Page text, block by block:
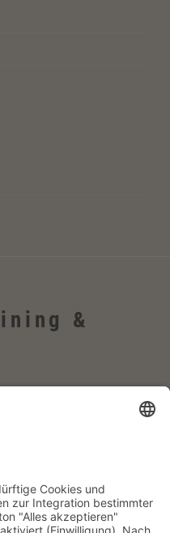
&
Bad Homburg,
Rhein-Main-Gebiet,